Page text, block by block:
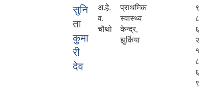
सुनि
ता
कुमा
री
देव
अ.हे.
व.
चौथो
प्राथमिक
स्वास्थ्य
केन्द्र,
झुर्किया
९
८
६
२
१
८
६
९